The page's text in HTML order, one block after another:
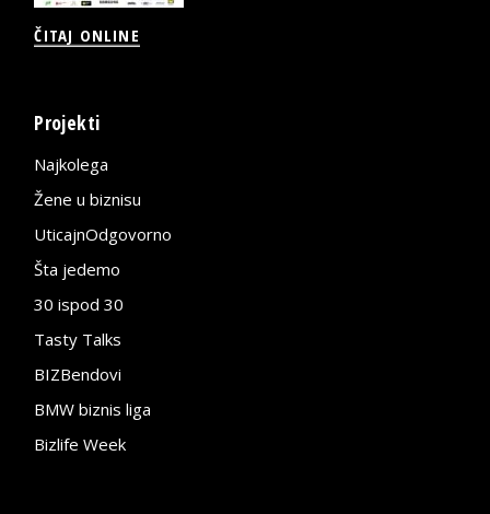
ČITAJ ONLINE
Projekti
Najkolega
Žene u biznisu
UticajnOdgovorno
Šta jedemo
30 ispod 30
Tasty Talks
BIZBendovi
BMW biznis liga
Bizlife Week